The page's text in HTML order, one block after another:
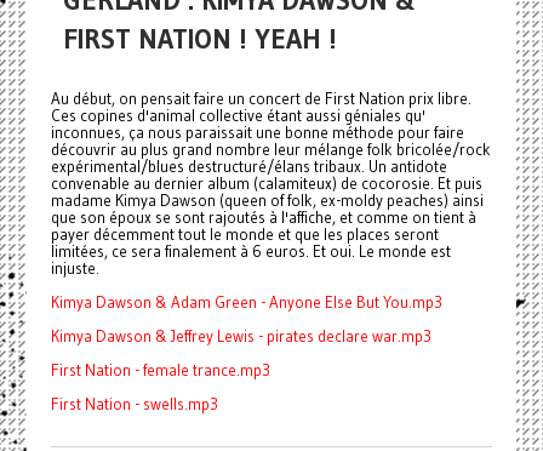
FIRST NATION ! YEAH !
Au début, on pensait faire un concert de First Nation prix libre.
Ces copines d'animal collective étant aussi géniales qu'
inconnues, ça nous paraissait une bonne méthode pour faire
découvrir au plus grand nombre leur mélange folk bricolée/rock
expérimental/blues destructuré/élans tribaux. Un antidote
convenable au dernier album (calamiteux) de cocorosie. Et puis
madame Kimya Dawson (queen of folk, ex-moldy peaches) ainsi
que son époux se sont rajoutés à l'affiche, et comme on tient à
payer décemment tout le monde et que les places seront
limitées, ce sera finalement à 6 euros. Et oui. Le monde est
injuste.
Kimya Dawson & Adam Green - Anyone Else But You.mp3
Kimya Dawson & Jeffrey Lewis - pirates declare war.mp3
First Nation - female trance.mp3
First Nation - swells.mp3